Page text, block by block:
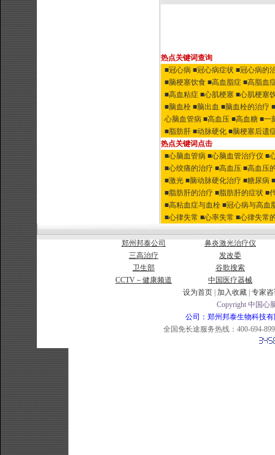
热点关键词查询
■冠心病 ■冠心病症状 ■冠心病的
■脑梗塞饮食 ■高血脂症 ■高脂血
■高血粘症 ■心肌梗塞 ■心肌梗塞
■脑血栓 ■脑出血 ■脑血栓的治疗
心脑血管病 ■高血压 ■高血糖 ■一
■脂肪肝 ■动脉硬化 ■脑梗塞后遗
热点关键词点击
■心脑血管病 ■心脑血管治疗仪 ■
■心绞痛的治疗 ■高血压 ■高血压
■激光 ■脑动脉硬化治疗 ■糖尿病
■脂肪肝的治疗 ■脂肪肝的症状 ■
■高粘血症与血栓 ■冠心病与高血
■心律失常 ■心率失常 ■心律失常
郑州邦泰公司
鼻炎激光治疗仪
三高治疗
发改委
卫生部
谷歌搜索
CCTV－健康频道
中国医疗器械
设为首页 加入收藏 专家
Copyright 中国心
公司：郑州邦泰生物科
全国免长途服务热线：400-694-